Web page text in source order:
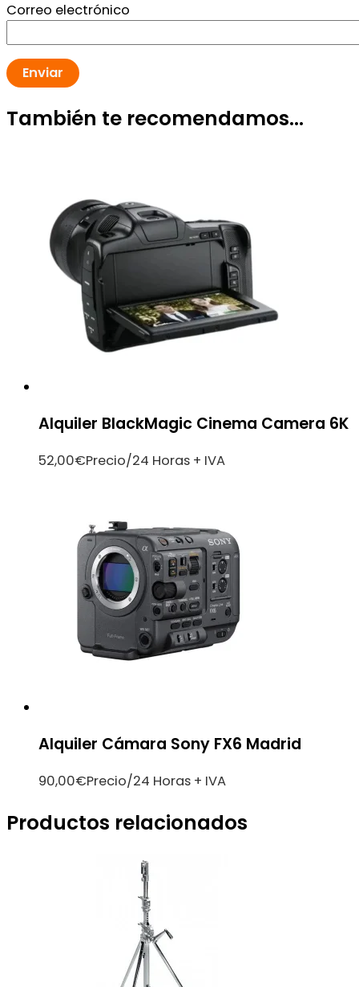
Correo electrónico
También te recomendamos…
Alquiler BlackMagic Cinema Camera 6K
52,00€Precio/24 Horas + IVA
Alquiler Cámara Sony FX6 Madrid
90,00€Precio/24 Horas + IVA
Productos relacionados